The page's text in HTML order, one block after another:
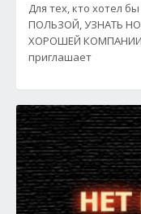
Для тех, кто хотел
ПОЛЬЗОЙ, УЗНАТЬ
ХОРОШЕЙ КОМПАНИИ!
приглашает